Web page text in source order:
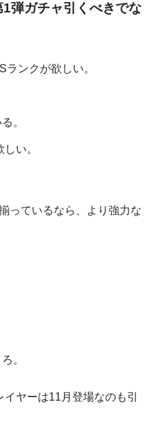
弾ガチャ引くべきでな
ンクが欲しい。
。
い。
っているなら、より強力な
。
ヤーは11月登場なのも引